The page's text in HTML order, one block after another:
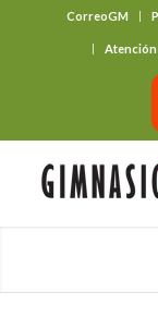
CorreoGM
Atención